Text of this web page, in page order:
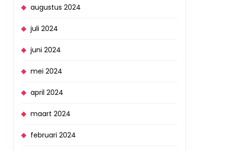
augustus 2024
juli 2024
juni 2024
mei 2024
april 2024
maart 2024
februari 2024